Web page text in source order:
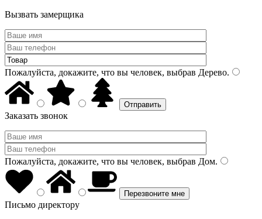
Вызвать замерщика
Пожалуйста, докажите, что вы человек, выбрав Дерево.
Заказать звонок
Пожалуйста, докажите, что вы человек, выбрав Дом.
Письмо директору